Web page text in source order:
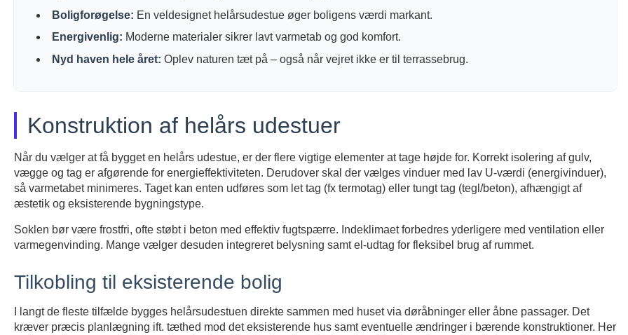
Boligforøgelse: En veldesignet helårsudestue øger boligens værdi markant.
Energivenlig: Moderne materialer sikrer lavt varmetab og god komfort.
Nyd haven hele året: Oplev naturen tæt på – også når vejret ikke er til terrassebrug.
Konstruktion af helårs udestuer
Når du vælger at få bygget en helårs udestue, er der flere vigtige elementer at tage højde for. Korrekt isolering af gulv,
vægge og tag er afgørende for energieffektiviteten. Derudover skal der vælges vinduer med lav U-værdi (energivinduer),
så varmetabet minimeres. Taget kan enten udføres som let tag (fx termotag) eller tungt tag (tegl/beton), afhængigt af
æstetik og eksisterende bygningstype.
Soklen bør være frostfri, ofte støbt i beton med effektiv fugtspærre. Indeklimaet forbedres yderligere med ventilation eller
varmegenvinding. Mange vælger desuden integreret belysning samt el-udtag for fleksibel brug af rummet.
Tilkobling til eksisterende bolig
I langt de fleste tilfælde bygges helårsudestuen direkte sammen med huset via døråbninger eller åbne passager. Det
kræver præcis planlægning ift. tæthed mod det eksisterende hus samt eventuelle ændringer i bærende konstruktioner. Her